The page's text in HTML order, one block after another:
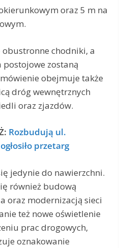
oraz 5 m na
chodniki, a
zostaną
obejmuje także
dróg wewnętrznych
oraz zjazdów.
Rozbudują ul.
przetarg
jedynie do nawierzchni.
również budową
oraz modernizacją sieci
też nowe oświetlenie
prac drogowych,
oznakowanie